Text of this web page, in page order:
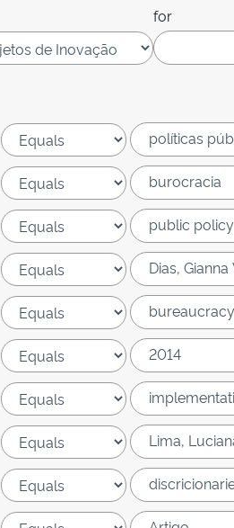
for